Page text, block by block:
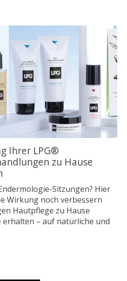
Ihrer LPG®
zu Hause
Sitzungen? Hier
Wirkung noch verbessern
Hautpflege zu Hause
erhalten – auf natürliche und